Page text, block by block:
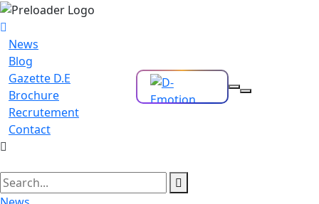
News
Blog
Gazette D.E
Brochure
Recrutement
Contact